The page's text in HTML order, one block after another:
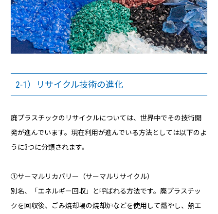
2-1）リサイクル技術の進化
廃プラスチックのリサイクルについては、世界中でその技術開
発が進んでいます。現在利用が進んでいる方法としては以下のよ
うに3つに分類されます。
①サーマルリカバリー（サーマルリサイクル）
別名、「エネルギー回収」と呼ばれる方法です。廃プラスチッ
クを回収後、ごみ焼却場の焼却炉などを使用して燃やし、熱エ